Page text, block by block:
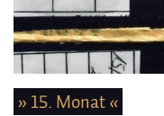
» 15. Monat «